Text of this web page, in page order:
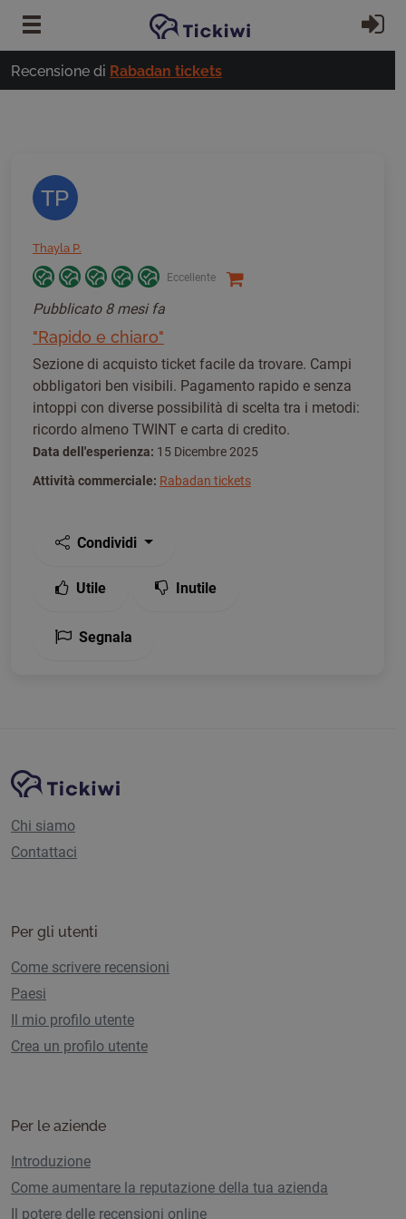
Vai al contenuto principale
Recensione di Rabadan tickets
TP
Thayla P.
Eccellente
Pubblicato 8 mesi fa
"Rapido e chiaro"
Sezione di acquisto ticket facile da trovare. Campi
obbligatori ben visibili. Pagamento rapido e senza
intoppi con diverse possibilità di scelta tra i metodi:
ricordo almeno TWINT e carta di credito.
Data dell'esperienza: 15 Dicembre 2025
Attività commerciale: Rabadan tickets
Condividi
Utile Inutile
Segnala
Navigazione del sito
Piattaforma Tickiwi
Chi siamo
Contattaci
Per gli utenti
Come scrivere recensioni
Paesi
Il mio profilo utente
Crea un profilo utente
Per le aziende
Introduzione
Come aumentare la reputazione della tua azienda
Il potere delle recensioni online